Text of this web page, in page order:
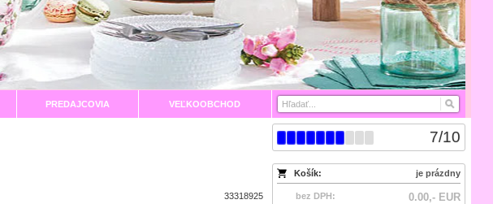
PREDAJCOVIA VEĽKOOBCHOD
7/10
Košík: je prázdny
bez DPH: 0.00,- EUR
33318925